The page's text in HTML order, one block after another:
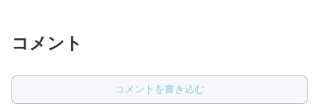
コメント
コメントを書き込む